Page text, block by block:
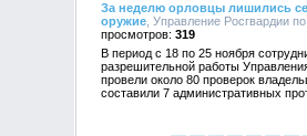
За неделю орловцы лишились
оружие , Управление Росгвардии
319
В период с 18 по 25 ноября
разрешительной работы
провели около 80 проверок
составили 7 административных